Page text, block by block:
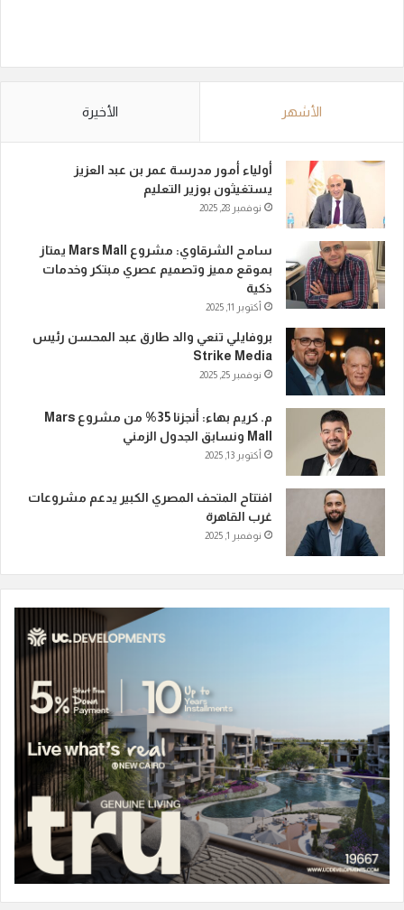
الأشهر الأخيرة
أولياء أمور مدرسة عمر بن عبد العزيز
يستغيثون بوزير التعليم
نوفمبر 28, 2025
سامح الشرقاوي: مشروع Mars Mall يمتاز
بموقع مميز وتصميم عصري مبتكر وخدمات
ذكية
أكتوبر 11, 2025
بروفايلي تنعي والد طارق عبد المحسن رئيس
Strike Media
نوفمبر 25, 2025
م. كريم بهاء: أنجزنا 35% من مشروع Mars
Mall ونسابق الجدول الزمني
أكتوبر 13, 2025
افتتاح المتحف المصري الكبير يدعم مشروعات
غرب القاهرة
نوفمبر 1, 2025